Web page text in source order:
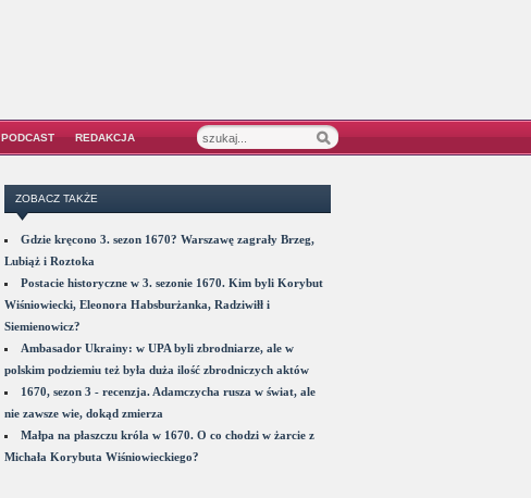
PODCAST REDAKCJA
ZOBACZ TAKŻE
Gdzie kręcono 3. sezon 1670? Warszawę zagrały Brzeg,
Lubiąż i Roztoka
Postacie historyczne w 3. sezonie 1670. Kim byli Korybut
Wiśniowiecki, Eleonora Habsburżanka, Radziwiłł i
Siemienowicz?
Ambasador Ukrainy: w UPA byli zbrodniarze, ale w
polskim podziemiu też była duża ilość zbrodniczych aktów
1670, sezon 3 - recenzja. Adamczycha rusza w świat, ale
nie zawsze wie, dokąd zmierza
Małpa na płaszczu króla w 1670. O co chodzi w żarcie z
Michała Korybuta Wiśniowieckiego?